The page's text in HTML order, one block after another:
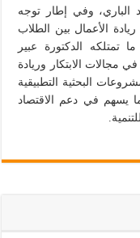
الباري، وفي إطار توجه
الأعمال بين الطلاب
تمتلكه الدكتورة عبير
الابتكار وريادة
البحثية التطبيقية
يسهم في دعم الاقتصاد